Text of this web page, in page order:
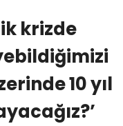
krizde
10 yıl